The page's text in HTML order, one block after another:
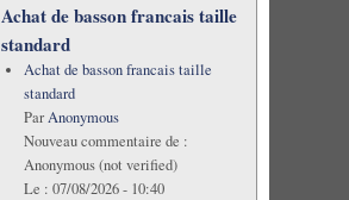
Achat de basson francais taille
standard
Achat de basson francais taille
standard
ParAnonymous
Nouveau commentaire de :
Anonymous (not verified)
Le : 07/08/2026 - 10:40